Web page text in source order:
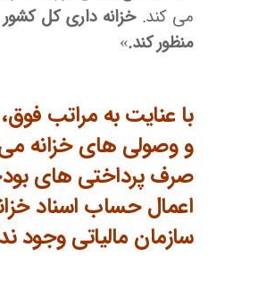
می کند.خزانه داری کل
منظور کند.»
با عنایت به مراتب
و وصولی های خزانه
صرف پرداختی های
اعمال حساب اسناد
سازمان مالیاتی وجود